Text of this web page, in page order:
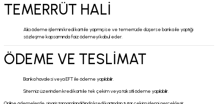
TEMERRÜT HALİ
Alıcı ödeme işlemini kredi kartı ile yapmış ise ve temerrüde düşerse banka ile yaptığı
sözleşme kapsamında faiz ödemeyi kabul eder.
ÖDEME VE TESLİMAT
Banka havalesi veya EFT ile ödeme yapılabilir.
Sitemiz üzerinden kredi kartı ile tek çekim veya taksitli ödeme yapılabilir.